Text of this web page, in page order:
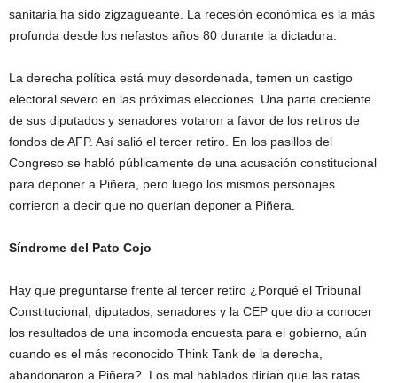
sanitaria ha sido zigzagueante. La recesión económica es la más
profunda desde los nefastos años 80 durante la dictadura.
La derecha política está muy desordenada, temen un castigo
electoral severo en las próximas elecciones. Una parte creciente
de sus diputados y senadores votaron a favor de los retiros de
fondos de AFP. Así salió el tercer retiro. En los pasillos del
Congreso se habló públicamente de una acusación constitucional
para deponer a Piñera, pero luego los mismos personajes
corrieron a decir que no querían deponer a Piñera.
Síndrome del Pato Cojo
Hay que preguntarse frente al tercer retiro ¿Porqué el Tribunal
Constitucional, diputados, senadores y la CEP que dio a conocer
los resultados de una incomoda encuesta para el gobierno, aún
cuando es el más reconocido Think Tank de la derecha,
abandonaron a Piñera? Los mal hablados dirían que las ratas